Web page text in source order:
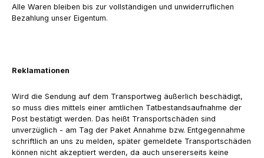
Alle Waren bleiben bis zur vollständigen und unwiderruflichen
Bezahlung unser Eigentum.
Reklamationen
Wird die Sendung auf dem Transportweg äußerlich beschädigt,
so muss dies mittels einer amtlichen Tatbestandsaufnahme der
Post bestätigt werden. Das heißt Transportschäden sind
unverzüglich - am Tag der Paket Annahme bzw. Entgegennahme
schriftlich an uns zu melden, später gemeldete Transportschäden
können nicht akzeptiert werden, da auch unsererseits keine